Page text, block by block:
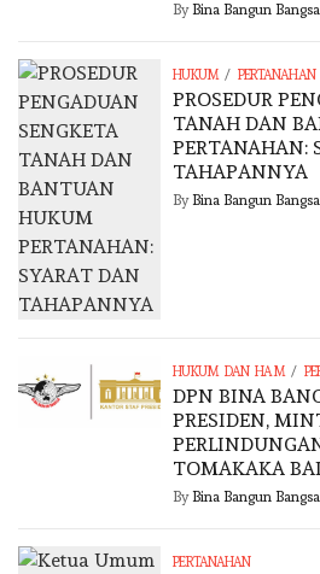
By Bina Bangun
HUKUM / PERTANAHAN
PROSEDUR
TANAH DAN
PERTANAHAN:
TAHAPANNYA
By Bina Bangun
HUKUM DAN HAM /
DPN BINA
PRESIDEN,
TOMAKAKA
By Bina Bangun
PERTANAHAN